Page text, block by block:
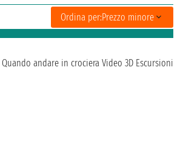
Ordina per:Prezzo minore
Quando andare in crociera Video 3D Escursioni